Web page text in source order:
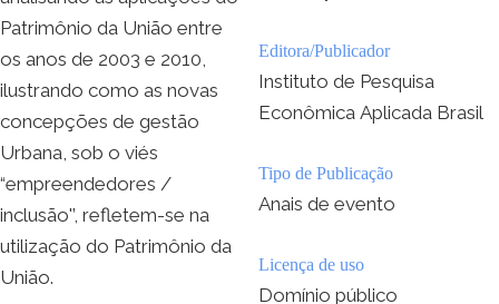
Patrimônio da União entre
os anos de 2003 e 2010,
ilustrando como as novas
concepções de gestão
Urbana, sob o viés
“empreendedores /
inclusão'’, refletem-se na
utilização do Patrimônio da
União.
Editora/Publicador
Instituto de Pesquisa
Econômica Aplicada Brasil
Tipo de Publicação
Anais de evento
Licença de uso
Domínio público